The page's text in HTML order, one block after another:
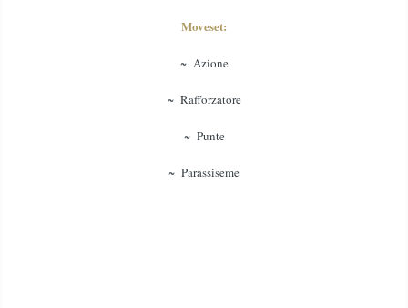
Moveset:
~ Azione
~ Rafforzatore
~ Punte
~ Parassiseme